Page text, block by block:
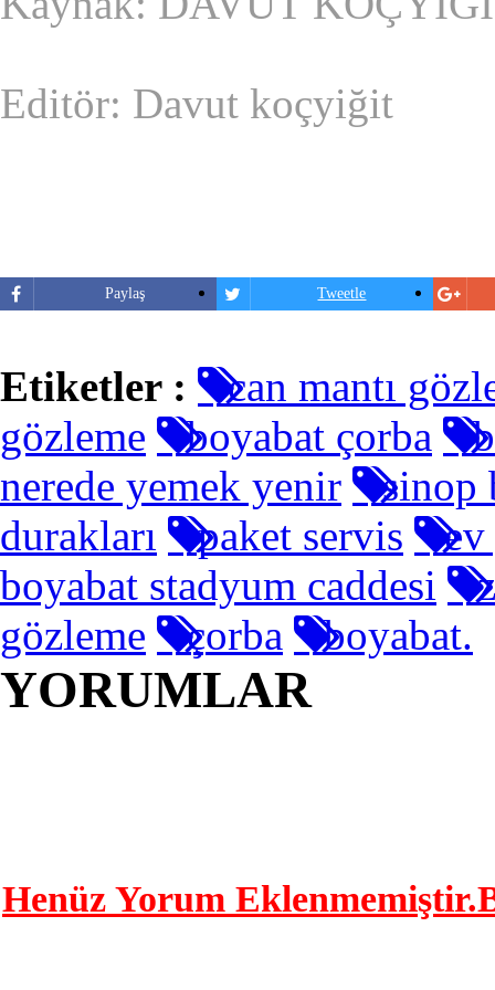
Editör: Davut koçyiğit
Paylaş Tweetle
Etiketler :
can mantı
gözleme
boyabat çorba
nerede yemek yenir
sinop
durakları
paket servis
ev
boyabat stadyum caddesi
gözleme
çorba boyabat.
YORUMLAR
Henüz Yorum